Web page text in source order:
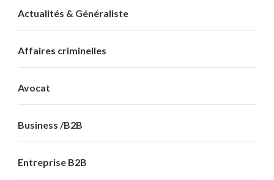
Actualités & Généraliste
Affaires criminelles
Avocat
Business /B2B
Entreprise B2B